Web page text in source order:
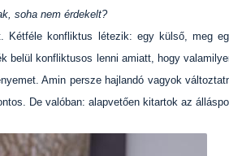
soha nem érdekelt?
konfliktus létezik: egy külső, meg
belül konfliktusos lenni amiatt, hogy
Amin persze hajlandó vagyok
De valóban: alapvetően kitartok az